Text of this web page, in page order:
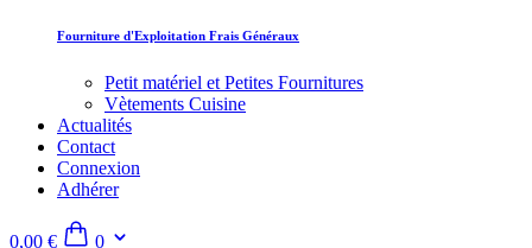
Fourniture d'Exploitation Frais Généraux
Petit matériel et Petites Fournitures
Vètements Cuisine
Actualités
Contact
Connexion
Adhérer
0,00 €
0